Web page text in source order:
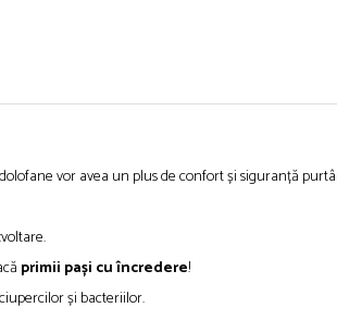
vor avea un plus de confort și siguranță
primii pași cu încredere!
și bacteriilor.